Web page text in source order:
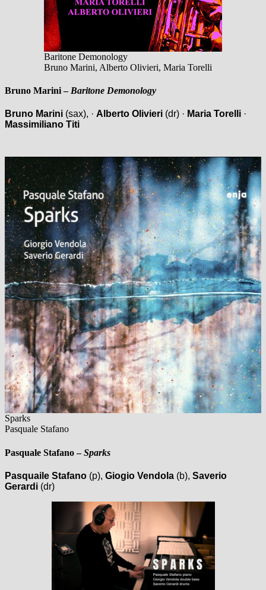
Baritone Demonology
Bruno Marini, Alberto Olivieri, Maria Torelli
Bruno Marini– Baritone Demonology
Bruno Marini (sax), · Alberto Olivieri (dr) · Maria Torelli ·
Massimiliano Titi
Sparks
Pasquale Stafano
Pasquale Stafano–Sparks
Pasquaile Stafano (p), Giogio Vendola (b), Saverio
Gerardi (dr)